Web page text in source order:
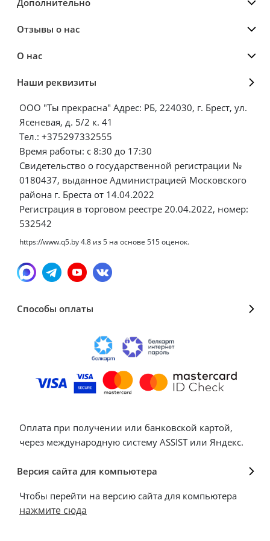
Дополнительно
Отзывы о нас
О нас
Наши реквизиты
ООО "Ты прекрасна" Адрес: РБ, 224030, г. Брест, ул.
Ясеневая, д. 5/2 к. 41
Тел.: +375297332555
Время работы: с 8:30 до 17:30
Свидетельство о государственной регистрации №
0180437, выданное Администрацией Московского
района г. Бреста от 14.04.2022
Регистрация в торговом реестре 20.04.2022, номер:
532542
https://www.q5.by4.8 из5 на основе 515оценок.
Способы оплаты
Оплата при получении или банковской картой,
через международную систему ASSIST или Яндекс.
Версия сайта для компьютера
Чтобы перейти на версию сайта для компьютера
нажмите сюда